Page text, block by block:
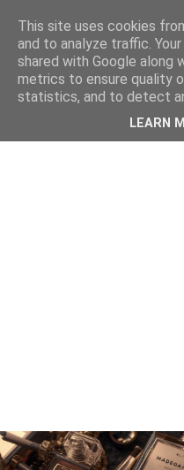
This site uses cookies
and to analyze traffic.
shared with Google along
metrics to ensure quality
statistics, and to detect
LEARN